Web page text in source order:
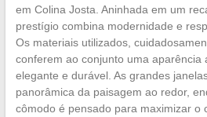
em Colina Josta. Aninhada em um
prestígio combina modernidade e
Os materiais utilizados,
conferem ao conjunto uma aparência
elegante e durável. As grandes
panorâmica da paisagem ao redor,
cômodo é pensado para maximizar o